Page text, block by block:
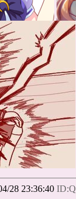
28 23:36:40